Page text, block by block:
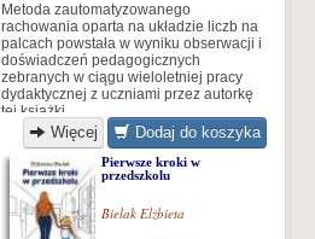
Metoda zautomatyzowanego
rachowania oparta na układzie liczb na
palcach powstała w wyniku obserwacji i
doświadczeń pedagogicznych
zebranych w ciągu wieloletniej pracy
dydaktycznej z uczniami przez autorkę
tej książki.
Więcej Dodaj do koszyka
Pierwsze kroki w
przedszkolu
Bielak Elżbieta